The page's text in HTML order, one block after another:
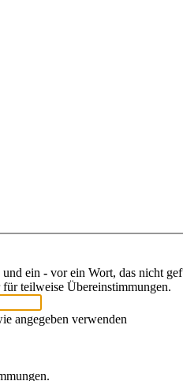
und ein - vor ein Wort, das nicht
teilweise Übereinstimmungen.
angegeben verwenden